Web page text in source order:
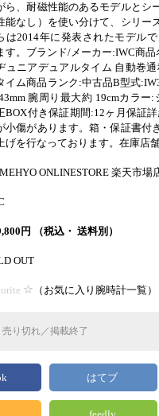
ら、耐磁性能のあるモデルとシ
能なし）を使い分けて、シリー
は2014年に発表されたモデル
す。ブランド/メーカー:IWC商
ュニアデュアルタイム 自動巻
イム商品ランク:中古品B型式
腕周り最大約 19cmカラ
BOX付き保証期間:12ヶ月保証
小傷があります。箱・保証書付
げを行なっております。在庫店
ONLINESTORE 楽天市場
円 （税込・ 送料別）
OUT
（ お気に入り腕時計一覧 ）
売り切れ／掲載終了
はてブ